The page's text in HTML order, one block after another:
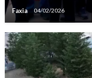
Faxia 04/02/2026